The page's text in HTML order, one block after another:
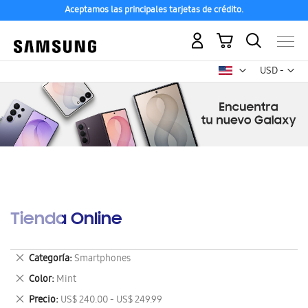
Aceptamos las principales tarjetas de crédito.
USD -
dólar
Mi carrito
Tienda Online
Categoría Smartphones
Eliminar
este
artículo
Color Mint
Eliminar
este
Precio US$ 240.00 - US$ 249.99
Eliminar